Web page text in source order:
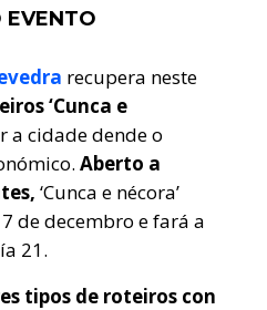
EVENTO
recupera neste
‘Cunca e
a cidade dende o
Aberto a
‘Cunca e nécora’
de decembro e fará a
21.
tipos de roteiros con